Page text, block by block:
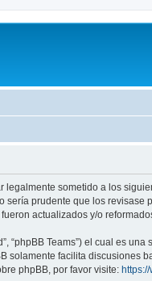
legalmente sometido a los
sería prudente que los revisase
actualizados y/o
“phpBB Teams”) el cual es
solamente facilita discusiones
phpBB, por favor visite: